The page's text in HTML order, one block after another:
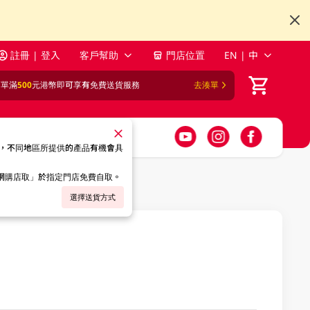
註冊 | 登入 客戶幫助 門店位置 EN | 中
滿500元港幣即可享有免費送貨服務 去湊單
不同地區所提供的產品有機會具
店取」於指定門店免費自取。
選擇送貨方式